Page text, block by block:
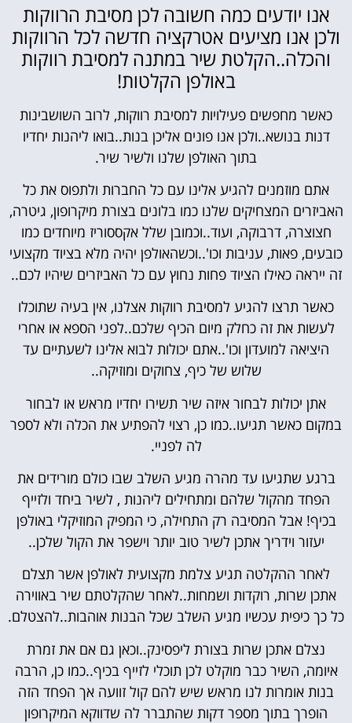
אנו יודעים כמה חשובה לכן מסיבת הרווקות
ולכן אנו מציעים אטרקציה חדשה לכל הרווקות
והכלה..הקלטת שיר במתנה למסיבת רווקות
באולפן הקלטות!
כאשר מחפשים פעילויות למסיבת רווקות, לרוב השושבינות
דנות בנושא..ולכן אנו פונים אליכן בנות..בואו ליהנות יחדיו
בתוך האולפן שלנו ולשיר שיר.
אתם מוזמנים להגיע אלינו עם כל החברות ולתפוס את כל
האביזרים המצחיקים שלנו כמו בלונים בצורת מיקרופון, גיטרה,
חצוצרה, דרבוקה, ועוד..וכמובן שלל אקססוריז מיוחדים כמו
כובעים, פאות, עניבות וכו'..וכשהאולפן יהיה מלא בציוד מקצועי
זה ייראה כאילו הציוד פחות נחוץ עם כל האביזרים שיהיו לכם..
כאשר תרצו להגיע למסיבת רווקות אצלנו, אין בעיה שתוכלו
לעשות את זה כחלק מיום הכיף שלכם..לפני הספא או אחרי
היציאה למועדון וכו'..אתם יכולות לבוא אלינו לשעתיים עד
שלוש של כיף, צחוקים ומוזיקה..
אתן יכולות לבחור איזה שיר תשירו יחדיו מראש או לבחור
במקום כאשר תגיעו..כמו כן, רצוי להפתיע את הכלה ולא לספר
לה לפניי.
ברגע שתגיעו עד מהרה מגיע השלב שבו כולם מורידים את
הפחד מהקול שלהם ומתחילים ליהנות , לשיר ביחד ולזייף
בכיף! אבל המסיבה רק התחילה, כי המפיק המוזיקלי באולפן
יעזור וידריך אתכן לשיר טוב יותר וישפר את הקול שלכן..
לאחר ההקלטה תגיע צלמת מקצועית לאולפן אשר תצלם
אתכן שרות, רוקדות ושמחות..לאחר שהקלטתם שיר באווירה
כל כך כיפית עכשיו מגיע השלב שכל הבנות אוהבות..להצטלם.
נצלם אתכן שרות בצורת ליפסינק..וכאן גם אם את זמרת
איומה, השיר כבר מוקלט לכן תוכלי לזייף בכיף..כמו כן, הרבה
בנות אומרות לנו מראש שיש להם קול זוועה אך הפחד הזה
הופרך בתוך מספר דקות שהתברר לה שדווקא המיקרופון